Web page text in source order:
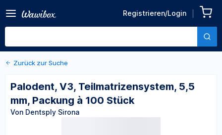
Registrieren/Login
Teilmatrizensystem, 5,5
mm, Packung à 100 Stück
Von Dentsply Sirona
Zurück zu den Produktdetails
Zurück zur Suche
Palodent, V3, Teilmatrizensystem, 5,5
mm, Packung à 100 Stück
Von Dentsply Sirona